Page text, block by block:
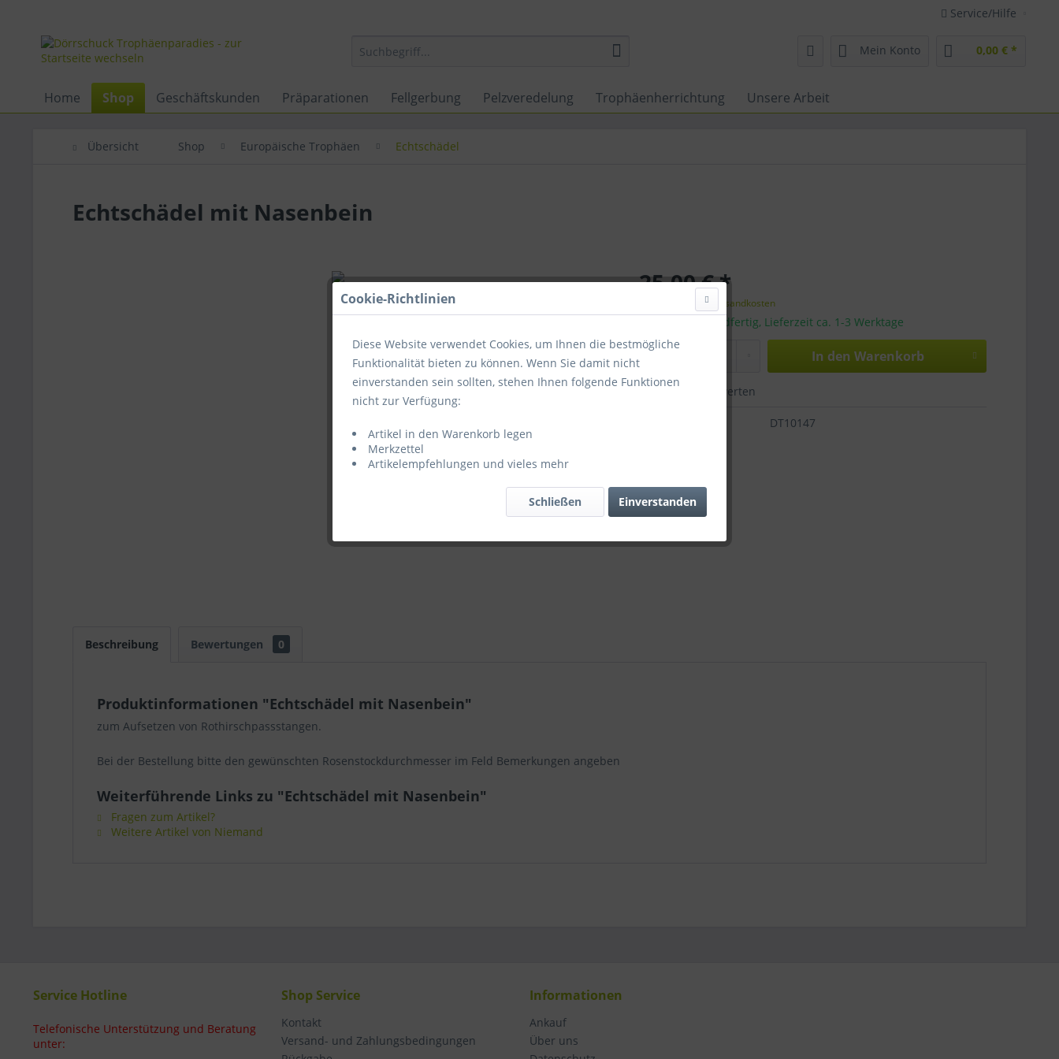
Service/Hilfe
Mein Konto 0,00 € *
Home Shop Geschäftskunden Präparationen Fellgerbung Pelzveredelung Trophäenherrichtung Unsere Arbeit
Übersicht Shop Europäische Trophäen Echtschädel
Echtschädel mit Nasenbein
25,00 € *
zzgl. Versandkosten
Sofort versandfertig, Lieferzeit ca. 1-3 Werktage
In den Warenkorb
Merken Bewerten
DT10147
Beschreibung Bewertungen 0
Produktinformationen "Echtschädel mit Nasenbein"
zum Aufsetzen von Rothirschpassstangen.
Bei der Bestellung bitte den gewünschten Rosenstockdurchmesser im Feld Bemerkungen angeben
Weiterführende Links zu "Echtschädel mit Nasenbein"
Fragen zum Artikel?
Weitere Artikel von Niemand
Service Hotline
Telefonische Unterstützung und Beratung
unter:
Shop Service
Kontakt
Versand- und Zahlungsbedingungen
Informationen
Ankauf
Über uns
Cookie-Richtlinien
Diese Website verwendet Cookies, um Ihnen die bestmögliche
Funktionalität bieten zu können. Wenn Sie damit nicht
einverstanden sein sollten, stehen Ihnen folgende Funktionen
nicht zur Verfügung:
Artikel in den Warenkorb legen
Merkzettel
Artikelempfehlungen und vieles mehr
Einverstanden
Schließen